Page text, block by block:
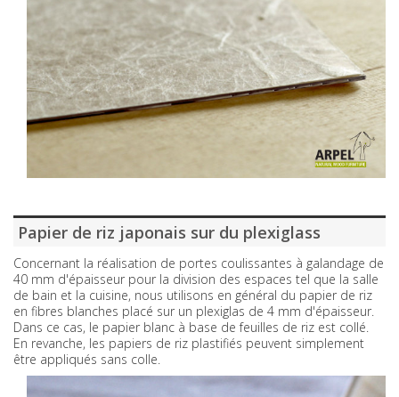
Papier de riz japonais sur du plexiglass
Concernant la réalisation de portes coulissantes à galandage de
40 mm d'épaisseur pour la division des espaces tel que la salle
de bain et la cuisine, nous utilisons en général du papier de riz
en fibres blanches placé sur un plexiglas de 4 mm d'épaisseur.
Dans ce cas, le papier blanc à base de feuilles de riz est collé.
En revanche, les papiers de riz plastifiés peuvent simplement
être appliqués sans colle.